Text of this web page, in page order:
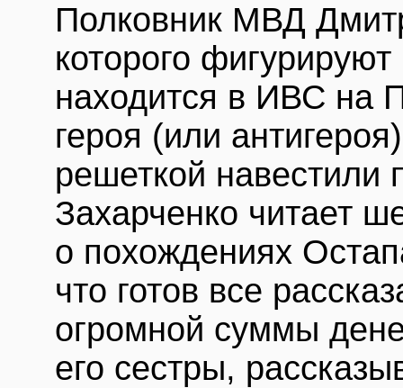
Полковник МВД
которого
находится в ИВС на
героя (или
решеткой навестили
Захарченко читает
о похождениях
что готов все
огромной суммы
его сестры,